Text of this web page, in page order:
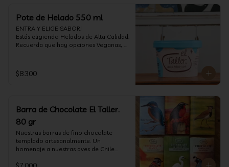
Pote de Helado 550 ml
ENTRA Y ELIGE SABOR!
Estás eligiendo Helados de Alta Calidad.
Recuerda que hay opciones Veganas,
$8.300
Barra de Chocolate El Taller.
80 gr
Nuestras barras de fino chocolate
templado artesanalmente. Un
homenaje a nuestras aves de Chile.